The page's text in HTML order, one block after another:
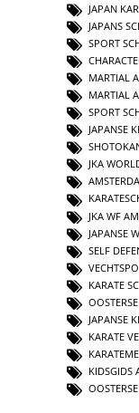
JAPAN
JAPANS
SPORT
MARTIAL
MARTIAL
SPORT
JAPANSE
JKA
JKA WF
JAPANSE
SELF
KARATE
JAPANSE
KARATE
KIDSGIDS